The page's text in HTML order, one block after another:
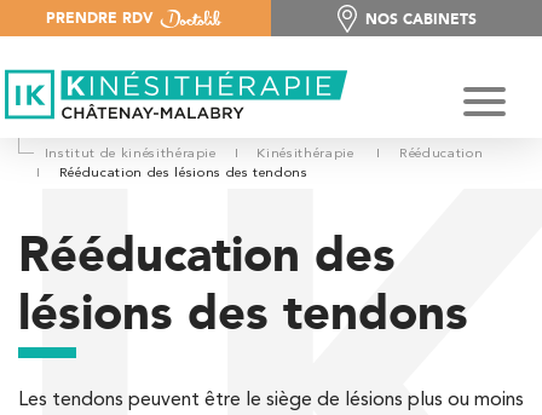
PRENDRE RDV
NOS CABINETS
NOS CABINETS
Institut de kinésithérapie I Kinésithérapie I
Rééducation
I
Rééducation des lésions des tendons
Rééducation des
lésions des tendons
Les tendons peuvent être le siège de lésions plus ou moins